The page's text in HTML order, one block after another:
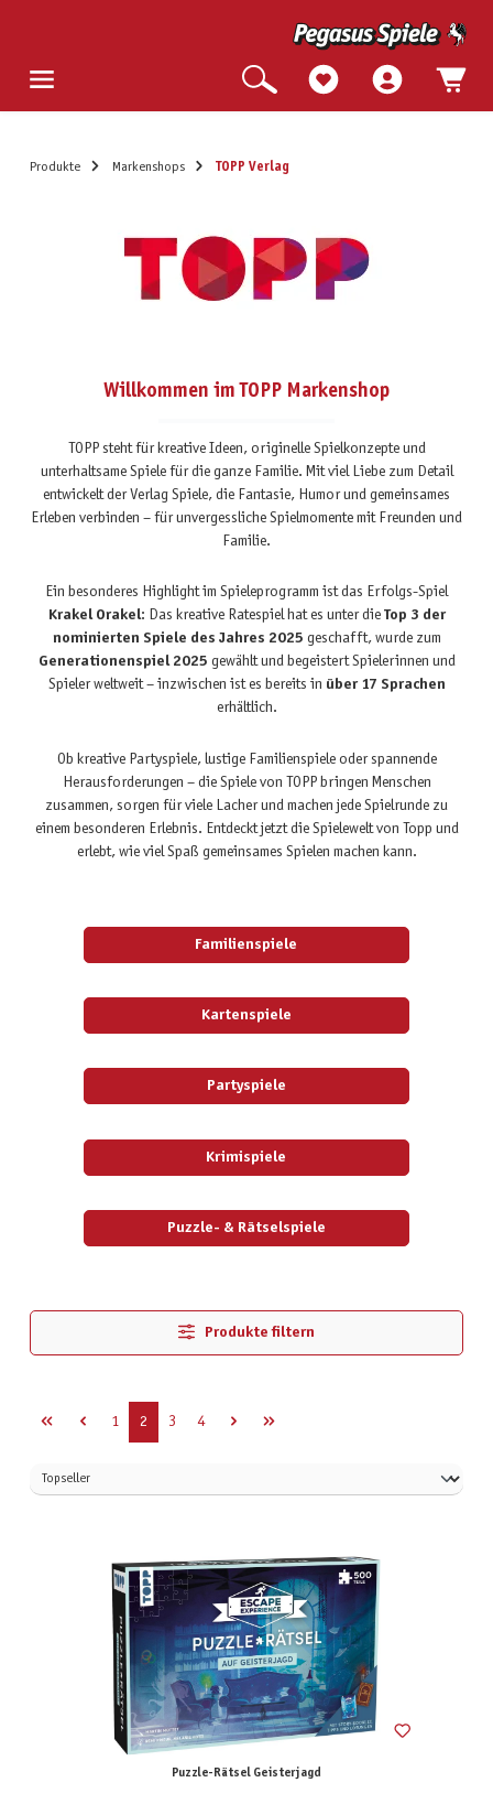
Produkte Markenshops TOPP Verlag
Willkommen im TOPP Markenshop
TOPP steht für kreative Ideen, originelle Spielkonzepte und
unterhaltsame Spiele für die ganze Familie. Mit viel Liebe zum Detail
entwickelt der Verlag Spiele, die Fantasie, Humor und gemeinsames
Erleben verbinden – für unvergessliche Spielmomente mit Freunden und
Familie.
Ein besonderes Highlight im Spieleprogramm ist das Erfolgs-Spiel
Krakel Orakel: Das kreative Ratespiel hat es unter die Top 3 der
nominierten Spiele des Jahres 2025 geschafft, wurde zum
Generationenspiel 2025 gewählt und begeistert Spielerinnen und
Spieler weltweit – inzwischen ist es bereits in über 17 Sprachen
erhältlich.
Ob kreative Partyspiele, lustige Familienspiele oder spannende
Herausforderungen – die Spiele von TOPP bringen Menschen
zusammen, sorgen für viele Lacher und machen jede Spielrunde zu
einem besonderen Erlebnis. Entdeckt jetzt die Spielewelt von Topp und
erlebt, wie viel Spaß gemeinsames Spielen machen kann.
Familienspiele
Kartenspiele
Partyspiele
Krimispiele
Puzzle- & Rätselspiele
Produkte filtern
Seite
1 Seite
2 Seite
3 Seite
4
Puzzle-Rätsel Geisterjagd